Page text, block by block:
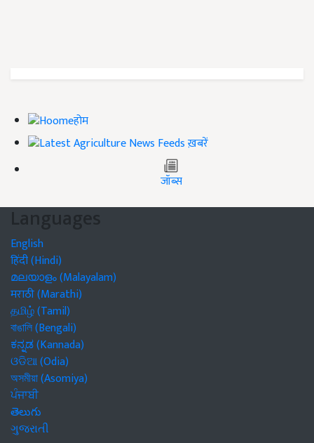
होम
ख़बरें
जॉब्स
Languages
English
हिंदी (Hindi)
മലയാളം (Malayalam)
मराठी (Marathi)
தமிழ் (Tamil)
বাঙালি (Bengali)
ಕನ್ನಡ (Kannada)
ଓଡିଆ (Odia)
অসমীয়া (Asomiya)
ਪੰਜਾਬੀ
తెలుగు
ગુજરાતી